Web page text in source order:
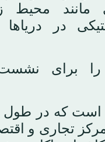
مانند
در
را برای
تجاری و